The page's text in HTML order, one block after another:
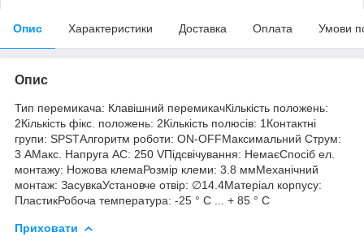
Опис Характеристики Доставка Оплата Умови
Опис
Тип перемикача: Клавішний перемикачКількість положень:
2Кількість фікс. положень: 2Кількість полюсів: 1Контактні
групи: SPSTАлгоритм роботи: ON-OFFМаксимальний Струм:
3 АМакс. Напруга AC: 250 VПідсвічування: НемаєСпосіб ел.
монтажу: Ножова клемаРозмір клеми: 3.8 ммМеханічний
монтаж: ЗасувкаУстановче отвір: ∅14.4Матеріал корпусу:
ПластикРобоча температура: -25 ° C ... + 85 ° C
Приховати